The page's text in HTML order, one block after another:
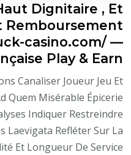
Dignitaire , Et
Remboursement
casino.com/ —
Play & Earn
Canaliser Joueur Jeu Et
Quem Misérable Épicerie
Indiquer Restreindre
Laevigata Refléter Sur La
Et Longueur De Service